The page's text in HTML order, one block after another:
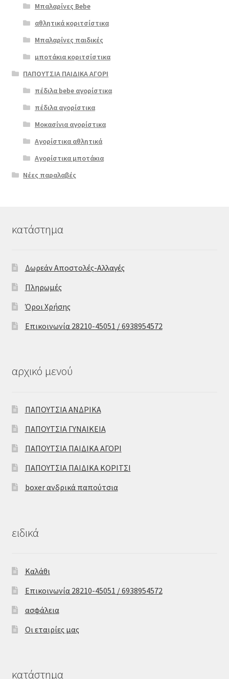
Μπαλαρίνες Bebe
αθλητικά κοριτσίστικα
Μπαλαρίνες παιδικές
μποτάκια κοριτσίστικα
ΠΑΠΟΥΤΣΙΑ ΠΑΙΔΙΚΑ ΑΓΟΡΙ
πέδιλα bebe αγορίστικα
πέδιλα αγορίστικα
Μοκασίνια αγορίστικα
Αγορίστικα αθλητικά
Αγορίστικα μποτάκια
Νέες παραλαβές
κατάστημα
Δωρεάν Αποστολές-Αλλαγές
Πληρωμές
Όροι Χρήσης
Επικοινωνία 28210-45051 / 6938954572
αρχικό μενού
ΠΑΠΟΥΤΣΙΑ ΑΝΔΡΙΚΑ
ΠΑΠΟΥΤΣΙΑ ΓΥΝΑΙΚΕΙΑ
ΠΑΠΟΥΤΣΙΑ ΠΑΙΔΙΚΑ ΑΓΟΡΙ
ΠΑΠΟΥΤΣΙΑ ΠΑΙΔΙΚΑ ΚΟΡΙΤΣΙ
boxer ανδρικά παπούτσια
ειδικά
Καλάθι
Επικοινωνία 28210-45051 / 6938954572
ασφάλεια
Οι εταιρίες μας
κατάστημα